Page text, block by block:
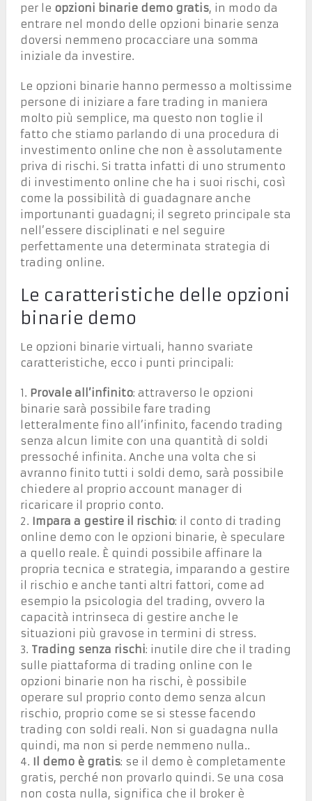
per le opzioni binarie demo gratis, in modo da
entrare nel mondo delle opzioni binarie senza
doversi nemmeno procacciare una somma
iniziale da investire.
Le opzioni binarie hanno permesso a moltissime
persone di iniziare a fare trading in maniera
molto più semplice, ma questo non toglie il
fatto che stiamo parlando di una procedura di
investimento online che non è assolutamente
priva di rischi. Si tratta infatti di uno strumento
di investimento online che ha i suoi rischi, così
come la possibilità di guadagnare anche
importunanti guadagni; il segreto principale sta
nell’essere disciplinati e nel seguire
perfettamente una determinata strategia di
trading online.
Le caratteristiche delle opzioni
binarie demo
Le opzioni binarie virtuali, hanno svariate
caratteristiche, ecco i punti principali:
1. Provale all’infinito: attraverso le opzioni
binarie sarà possibile fare trading
letteralmente fino all’infinito, facendo trading
senza alcun limite con una quantità di soldi
pressoché infinita. Anche una volta che si
avranno finito tutti i soldi demo, sarà possibile
chiedere al proprio account manager di
ricaricare il proprio conto.
2. Impara a gestire il rischio: il conto di trading
online demo con le opzioni binarie, è speculare
a quello reale. È quindi possibile affinare la
propria tecnica e strategia, imparando a gestire
il rischio e anche tanti altri fattori, come ad
esempio la psicologia del trading, ovvero la
capacità intrinseca di gestire anche le
situazioni più gravose in termini di stress.
3. Trading senza rischi: inutile dire che il trading
sulle piattaforma di trading online con le
opzioni binarie non ha rischi, è possibile
operare sul proprio conto demo senza alcun
rischio, proprio come se si stesse facendo
trading con soldi reali. Non si guadagna nulla
quindi, ma non si perde nemmeno nulla..
4. Il demo è gratis: se il demo è completamente
gratis, perché non provarlo quindi. Se una cosa
non costa nulla, significa che il broker è